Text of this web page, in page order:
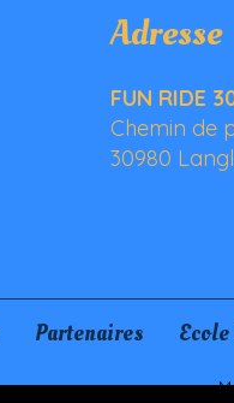
Adresse
FUN RIDE
Chemin de
30980
Partenaires